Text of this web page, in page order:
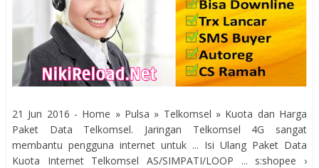
21 Jun 2016 - Home » Pulsa » Telkomsel » Kuota dan Harga
Paket Data Telkomsel. Jaringan Telkomsel 4G sangat
membantu pengguna internet untuk ... Isi Ulang Paket Data
Kuota Internet Telkomsel AS/SIMPATI/LOOP ... s:shopee ›